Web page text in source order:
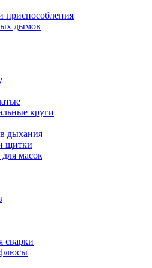
приспособления
дымов
круги
дыхания
щитки
масок
сварки
флюсы